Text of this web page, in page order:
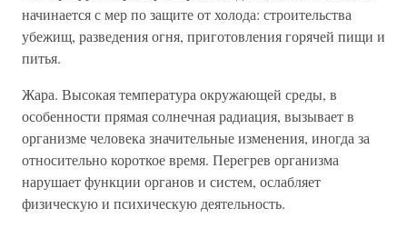
начинается с мер по защите от холода: строительства
убежищ, разведения огня, приготовления горячей пищи и
питья.
Жара. Высокая температура окружающей среды, в
особенности прямая солнечная радиация, вызывает в
организме человека значительные изменения, иногда за
относительно короткое время. Перегрев организма
нарушает функции органов и систем, ослабляет
физическую и психическую деятельность.